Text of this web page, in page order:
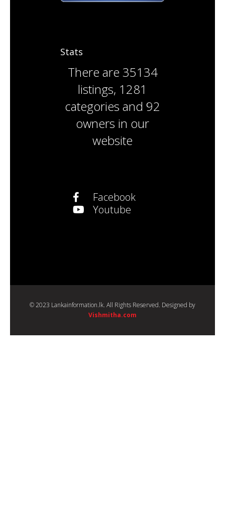
Stats
There are 35134
listings, 1281
categories and 92
owners in our
website
Facebook
Youtube
© 2023 Lankainformation.lk. All Rights Reserved. Designed by
Vishmitha.com